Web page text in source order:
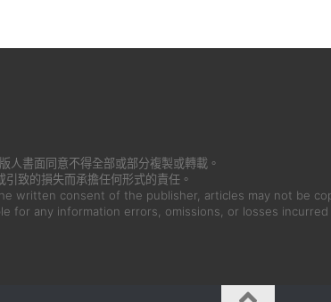
書面同意不得全部或部分複製或轉載。
致的損失而承擔任何形式的責任。
written consent of the publisher, articles may not be
for any information errors, omissions, or losses